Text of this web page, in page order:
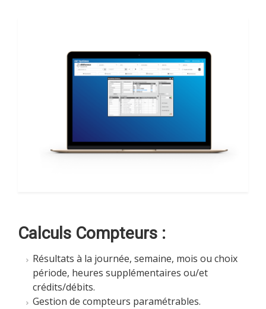
Calculs Compteurs :
Résultats à la journée, semaine, mois ou choix
période, heures supplémentaires ou/et
crédits/débits.
Gestion de compteurs paramétrables.